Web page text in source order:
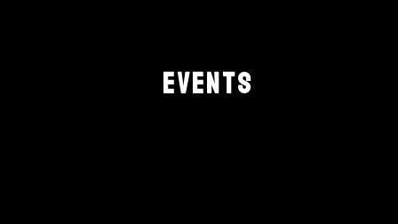
NEWSLETTER
Jetzt anmelden um kein Konzert mehr
EVENTS